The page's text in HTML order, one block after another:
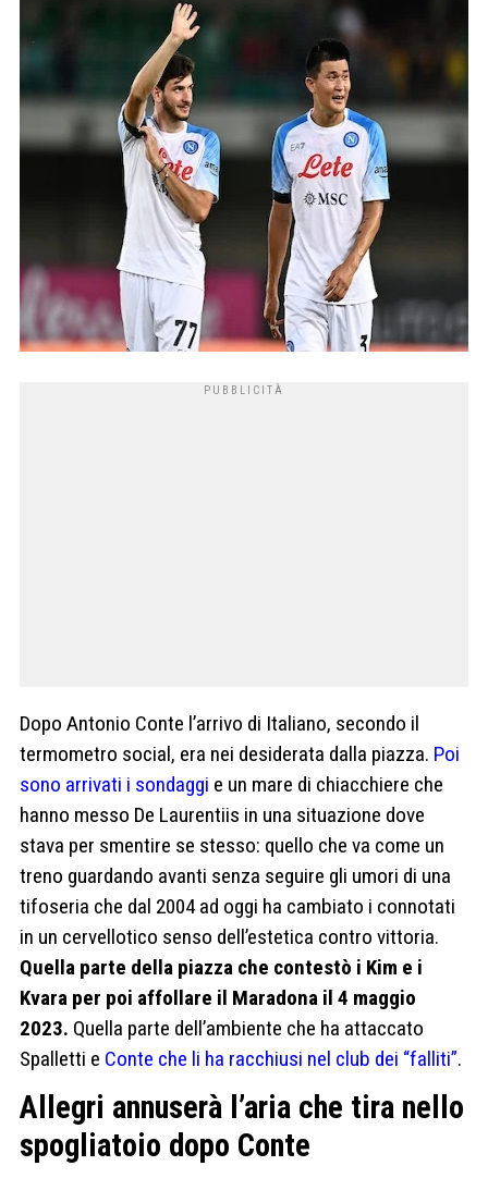
Dopo Antonio Conte l’arrivo di Italiano, secondo il
termometro social, era nei desiderata dalla piazza. Poi
sono arrivati i sondaggi e un mare di chiacchiere che
hanno messo De Laurentiis in una situazione dove
stava per smentire se stesso: quello che va come un
treno guardando avanti senza seguire gli umori di una
tifoseria che dal 2004 ad oggi ha cambiato i connotati
in un cervellotico senso dell’estetica contro vittoria.
Quella parte della piazza che contestò i Kim e i
Kvara per poi affollare il Maradona il 4 maggio
2023. Quella parte dell’ambiente che ha attaccato
Spalletti e Conte che li ha racchiusi nel club dei “falliti”.
Allegri annuserà l’aria che tira nello
spogliatoio dopo Conte